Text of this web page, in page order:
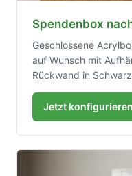
Spendenbox
Geschlossene
auf Wunsch mit
Rückwand in
Jetzt